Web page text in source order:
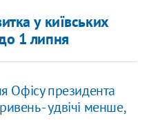
у київських
1 липня
Офісу президента
- удвічі менше,